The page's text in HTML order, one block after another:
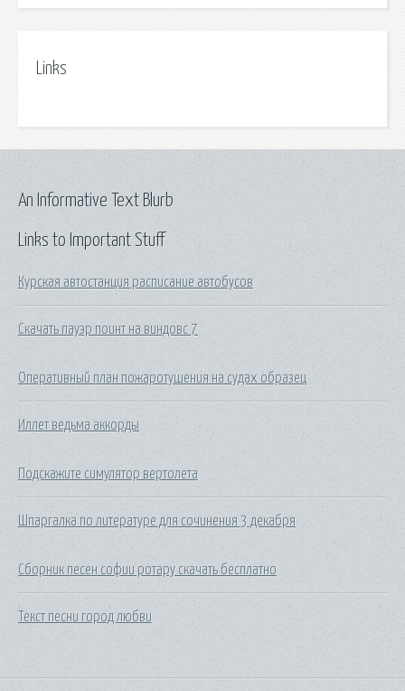
Links
Links to Important Stuff
Курская автостанция расписание автобусов
Скачать пауэр поинт на виндовс 7
Оперативный план пожаротушения на судах образец
Иллет ведьма аккорды
Подскажите симулятор вертолета
Шпаргалка по литературе для сочинения 3 декабря
Сборник песен софии ротару скачать бесплатно
Текст песни город любви
An Informative Text Blurb